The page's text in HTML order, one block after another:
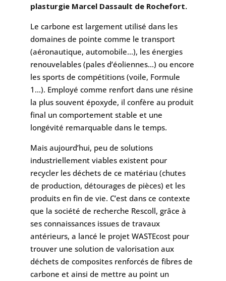
plasturgie Marcel Dassault de Rochefort.
Le carbone est largement utilisé dans les
domaines de pointe comme le transport
(aéronautique, automobile…), les énergies
renouvelables (pales d’éoliennes…) ou encore
les sports de compétitions (voile, Formule
1…). Employé comme renfort dans une résine
la plus souvent époxyde, il confère au produit
final un comportement stable et une
longévité remarquable dans le temps.
Mais aujourd’hui, peu de solutions
industriellement viables existent pour
recycler les déchets de ce matériau (chutes
de production, détourages de pièces) et les
produits en fin de vie. C’est dans ce contexte
que la société de recherche Rescoll, grâce à
ses connaissances issues de travaux
antérieurs, a lancé le projet WASTEcost pour
trouver une solution de valorisation aux
déchets de composites renforcés de fibres de
carbone et ainsi de mettre au point un